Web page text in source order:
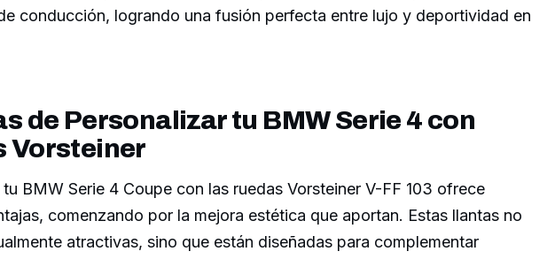
conducción, logrando una fusión perfecta entre lujo y deportividad en
de Personalizar tu BMW Serie 4 con
Vorsteiner
tu BMW Serie 4 Coupe con las ruedas Vorsteiner V-FF 103 ofrece
comenzando por la mejora estética que aportan. Estas llantas no
atractivas, sino que están diseñadas para complementar